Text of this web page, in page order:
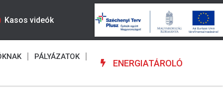
Kasos videók
PÁLYÁZATOK
ENERGIATÁROLÓ